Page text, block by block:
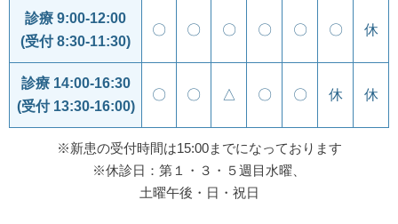
診療 9:00-12:00
(受付 8:30-11:30)
〇 〇 〇 〇 〇 〇 休
診療 14:00-16:30
(受付 13:30-16:00)
〇 〇 △ 〇 〇 休 休
※新患の受付時間は15:00までになっております
※休診日：第１・３・５週目水曜、
土曜午後・日・祝日